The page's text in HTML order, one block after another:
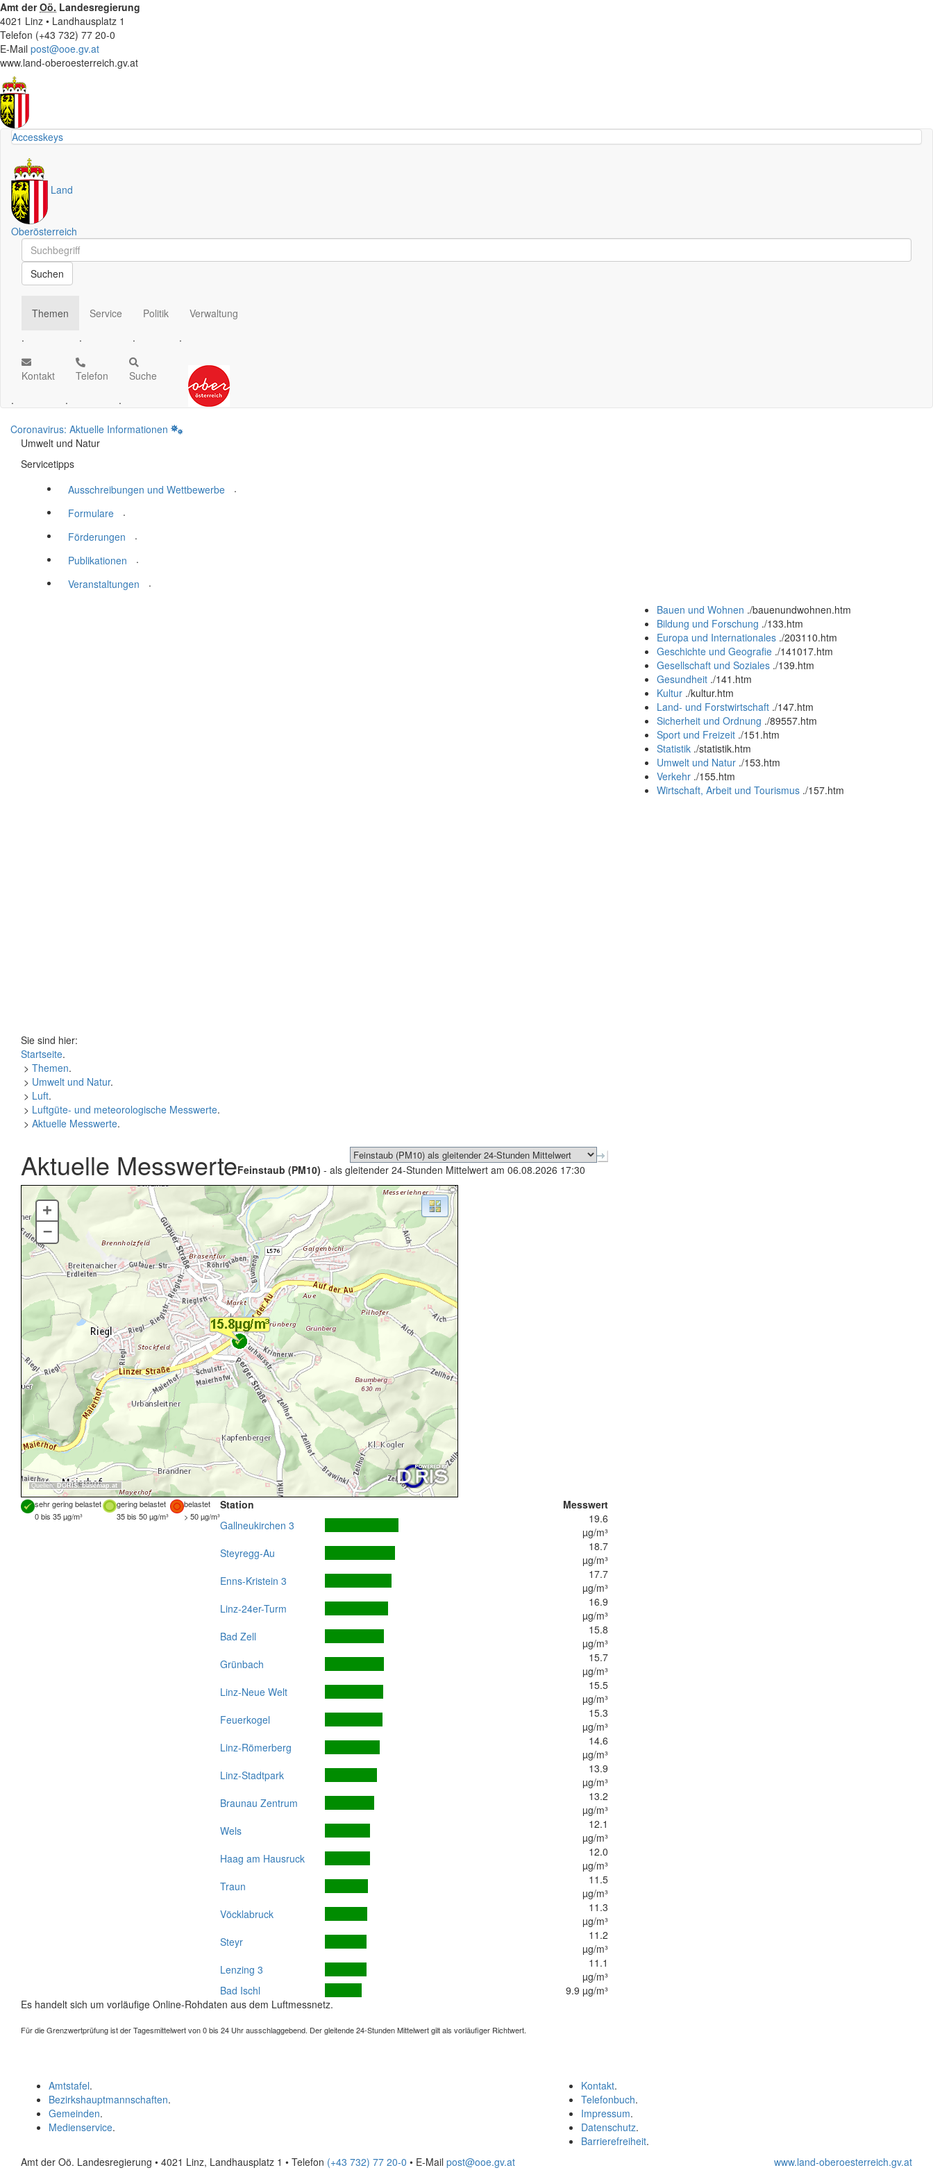
Amt derOö. Landesregierung
4021 Linz • Landhausplatz 1
Telefon (+43 732) 77 20-0
E-Mail post@ooe.gv.at
www.land-oberoesterreich.gv.at
Accesskeys
Land
Oberösterreich
Schnellsuche
Schnellsuche
Suchen
Themen
.
Service
.
Politik
.
Verwaltung
.
Kontakt
.
Telefon
.
Suche
.
Coronavirus: Aktuelle Informationen
Umwelt und Natur
Servicetipps
Ausschreibungen und Wettbewerbe
.
Formulare
.
Förderungen
.
Publikationen
.
Veranstaltungen
.
Bauen und Wohnen ./bauenundwohnen.htm
Bildung und Forschung ./133.htm
Europa und Internationales ./203110.htm
Geschichte und Geografie ./141017.htm
Gesellschaft und Soziales ./139.htm
Gesundheit ./141.htm
Kultur ./kultur.htm
Land- und Forstwirtschaft ./147.htm
Sicherheit und Ordnung ./89557.htm
Sport und Freizeit ./151.htm
Statistik ./statistik.htm
Umwelt und Natur ./153.htm
Verkehr ./155.htm
Wirtschaft, Arbeit und Tourismus ./157.htm
Sie sind hier:
Startseite.
> Themen.
> Umwelt und Natur.
> Luft.
> Luftgüte- und meteorologische Messwerte.
> Aktuelle Messwerte.
Aktuelle MesswerteFeinstaub (PM10) - als gleitender 24-Stunden Mittelwert am 06.08.2026 17:30
Quellen: DORIS,basemap.at
+
–
sehr gering belastet gering belastet
belastet
0 bis 35 µg/m³
35 bis 50 µg/m³ > 50 µg/m³
Station
Messwert
Gallneukirchen 3
19.6
µg/m³
Steyregg-Au
18.7
µg/m³
Enns-Kristein 3
17.7
µg/m³
Linz-24er-Turm
16.9
µg/m³
Bad Zell
15.8
µg/m³
Grünbach
15.7
µg/m³
Linz-Neue Welt
15.5
µg/m³
Feuerkogel
15.3
µg/m³
Linz-Römerberg
14.6
µg/m³
Linz-Stadtpark
13.9
µg/m³
Braunau Zentrum
13.2
µg/m³
Wels
12.1
µg/m³
Haag am Hausruck
12.0
µg/m³
Traun
11.5
µg/m³
Vöcklabruck
11.3
µg/m³
Steyr
11.2
µg/m³
Lenzing 3
11.1
µg/m³
Bad Ischl
9.9 µg/m³
Es handelt sich um vorläufige Online-Rohdaten aus dem Luftmessnetz.
Für die Grenzwertprüfung ist der Tagesmittelwert von 0 bis 24 Uhr ausschlaggebend. Der gleitende 24-Stunden Mittelwert gilt als vorläufiger Richtwert.
Kontakt.
Telefonbuch.
Impressum.
Datenschutz.
Barrierefreiheit.
Amtstafel.
Bezirkshauptmannschaften.
Gemeinden.
Medienservice.
Amt der Oö. Landesregierung • 4021 Linz, Landhausplatz 1 • Telefon (+43 732) 77 20-0 • E-Mail post@ooe.gv.at www.land-oberoesterreich.gv.at